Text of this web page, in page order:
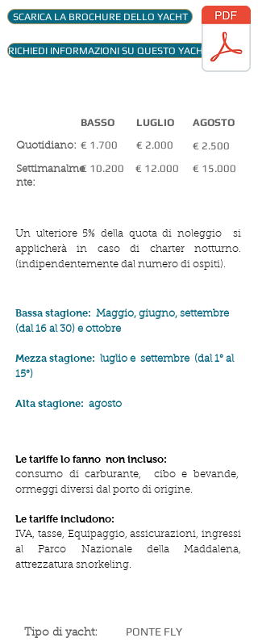
SCARICA LA BROCHURE DELLO YACHT
RICHIEDI INFORMAZIONI SU QUESTO YACHT
BASSO
Quotidiano: € 1.700
LUGLIO
€ 2.000
AGOSTO
€ 2.500
Settimanalme
nte:
€ 10.200 € 12.000 € 15.000
Un ulteriore 5% della quota di noleggio si
applicherà in caso di charter notturno.
(indipendentemente dal numero di ospiti).
Bassa stagione: Maggio, giugno, settembre
(dal 16 al 30) e ottobre
Mezza stagione: luglio e settembre (dal 1° al
15°)
Alta stagione: agosto
Le tariffe lo fanno non incluso:
consumo di carburante,
cibo e bevande,
ormeggi diversi dal porto di origine.
Le tariffe includono:
IVA, tasse, Equipaggio, assicurazioni, ingressi
al Parco Nazionale della Maddalena,
attrezzatura snorkeling.
Tipo di yacht: PONTE FLY